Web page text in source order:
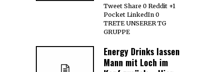
Tweet Share 0 Reddit +1
Pocket LinkedIn 0
TRETE UNSERER TG
GRUPPE
Energy Drinks lassen
Mann mit Loch im